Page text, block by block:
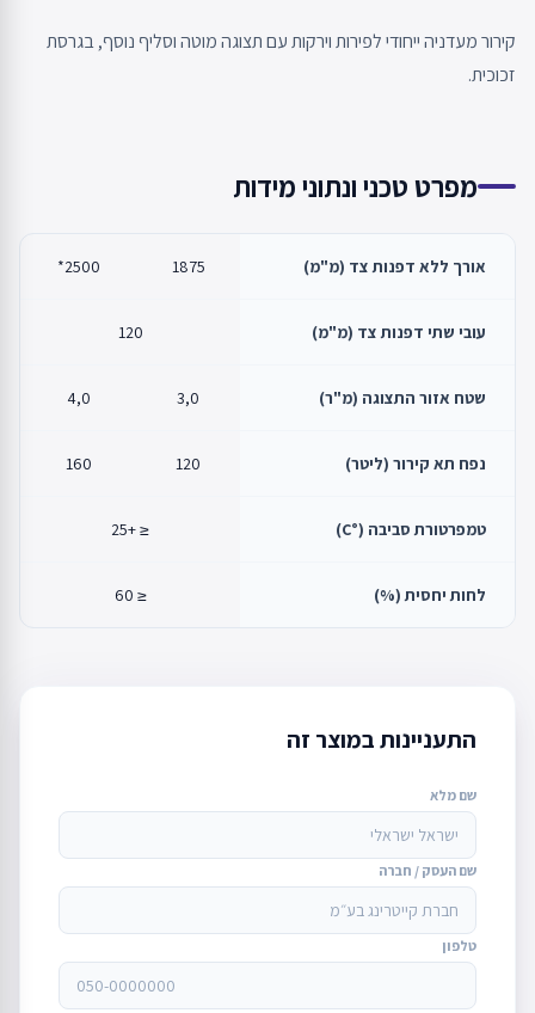
קירור מעדניה ייחודי לפירות וירקות עם תצוגה מוטה וסליף נוסף, בגרסת
זכוכית.
מפרט טכני ונתוני מידות
אורך ללא דפנות צד (מ"מ) 1875
2500*
עובי שתי דפנות צד (מ"מ) 120
שטח אזור התצוגה (מ"ר) 3,0
4,0
נפח תא קירור (ליטר) 120
160
טמפרטורת סביבה (°C) ≤ +25
לחות יחסית (%) ≤ 60
התעניינות במוצר זה
שם מלא
שם העסק / חברה
טלפון